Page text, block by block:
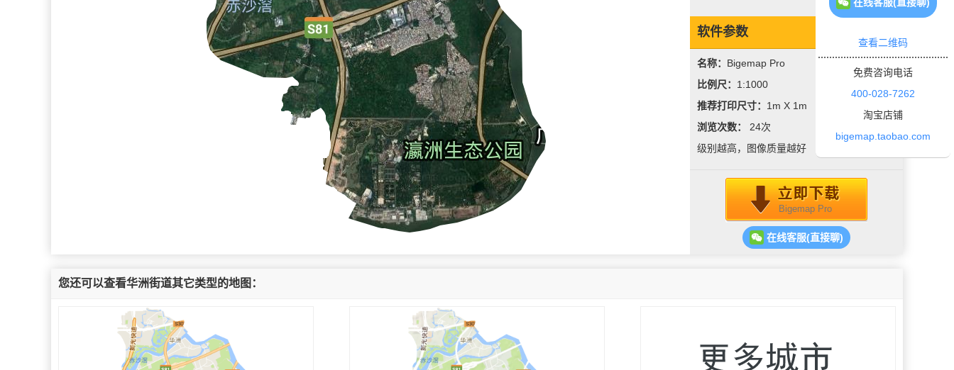
软件参数
名称： Bigemap Pro
比例尺： 1:1000
推荐打印尺寸： 1m X 1m
浏览次数： 24次
级别越高，图像质量越好
Bigemap Pro
在线客服(直接聊)
您还可以查看华洲街道其它类型的地图：
查看二维码
免费咨询电话
400-028-7262
淘宝店铺
bigemap.taobao.com